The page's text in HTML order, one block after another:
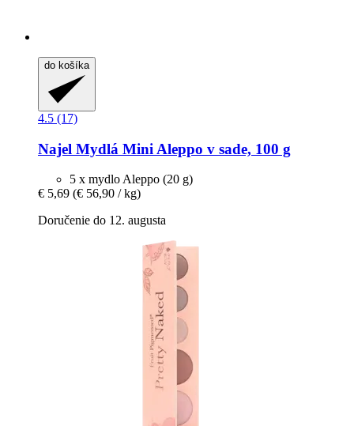
do košíka
4.5 (17)
Najel Mydlá Mini Aleppo v sade, 100 g
5 x mydlo Aleppo (20 g)
€ 5,69 (€ 56,90 / kg)
Doručenie do 12. augusta